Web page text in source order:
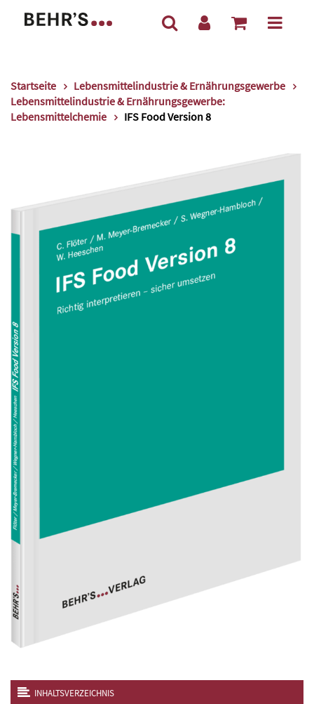
Startseite
Lebensmittelindustrie & Ernährungsgewerbe
Lebensmittelindustrie & Ernährungsgewerbe:
Lebensmittelchemie
IFS Food Version 8
INHALTSVERZEICHNIS